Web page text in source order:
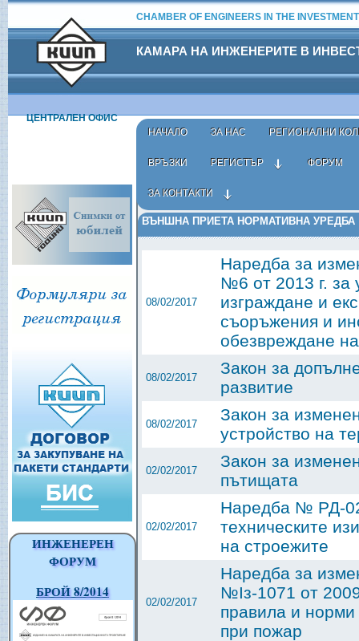
ЦЕНТРАЛЕН ОФИС
CHAMBER OF ENGINEERS IN THE
КАМАРА НА ИНЖЕНЕРИТЕ В
НАЧАЛО ЗА НАС РЕГИОНАЛНИ
ВРЪЗКИ РЕГИСТЪР ФОРУМ
ЗА КОНТАКТИ
ИНЖЕНЕРЕН
ФОРУМ
БРОЙ 8/2014
Начало› Нормативна уредба
ВЪНШНА ПРИЕТА НОРМАТИВНА УРЕДБА
08/02/2017
Наредба за
№6 от 2013 г. за
изграждане и
съоръжения и
обезвреждане
08/02/2017
Закон за
развитие
08/02/2017
Закон за
устройство на
02/02/2017
Закон за
пътищата
02/02/2017
Наредба № РД-
техническите
на строежите
02/02/2017
Наредба за
№Iз-1071 от
правила и норми
при пожар